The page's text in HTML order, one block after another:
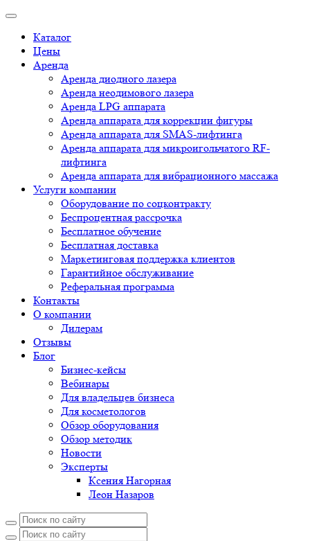
Каталог
Цены
Аренда
Аренда диодного лазера
Аренда неодимового лазера
Аренда LPG аппарата
Аренда аппарата для коррекции фигуры
Аренда аппарата для SMAS-лифтинга
Аренда аппарата для микроигольчатого RF-
лифтинга
Аренда аппарата для вибрационного массажа
Услуги компании
Оборудование по соцконтракту
Беспроцентная рассрочка
Бесплатное обучение
Бесплатная доставка
Маркетинговая поддержка клиентов
Гарантийное обслуживание
Реферальная программа
Контакты
О компании
Дилерам
Отзывы
Блог
Бизнес-кейсы
Вебинары
Для владельцев бизнеса
Для косметологов
Обзор оборудования
Обзор методик
Новости
Эксперты
Ксения Нагорная
Леон Назаров